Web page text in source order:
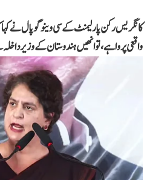
کانگریس رکن پارلیمنٹ کے سی وینوگوپال نے
واقعی پروا ہے، تو انھیں ہندوستان کے وزیر